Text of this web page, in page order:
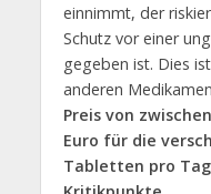
einnimmt, der
Schutz vor einer
gegeben ist. Dies
anderen
Preis von
Euro für die
Tabletten pro